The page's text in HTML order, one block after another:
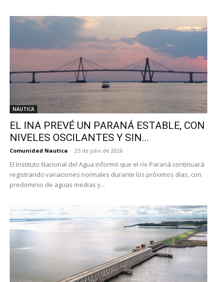
NÁUTICA
EL INA PREVÉ UN PARANÁ ESTABLE, CON
NIVELES OSCILANTES Y SIN...
Comunidad Nautica - 25 de julio de 2026
El Instituto Nacional del Agua informó que el río Paraná continuará
registrando variaciones normales durante los próximos días, con
predominio de aguas medias y...